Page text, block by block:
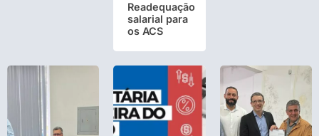
Readequação
salarial para
os ACS